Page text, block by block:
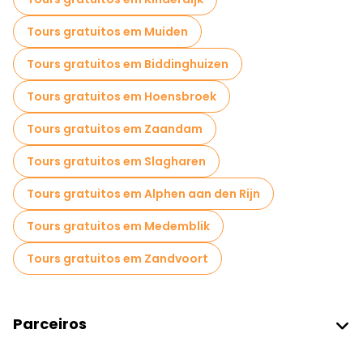
Tours gratuitos em Muiden
Tours gratuitos em Biddinghuizen
Tours gratuitos em Hoensbroek
Tours gratuitos em Zaandam
Tours gratuitos em Slagharen
Tours gratuitos em Alphen aan den Rijn
Tours gratuitos em Medemblik
Tours gratuitos em Zandvoort
Parceiros